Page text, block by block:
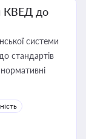
КВЕД до
системи
стандартів